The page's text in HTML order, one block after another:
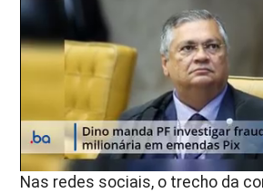
Nas redes sociais, o trecho da